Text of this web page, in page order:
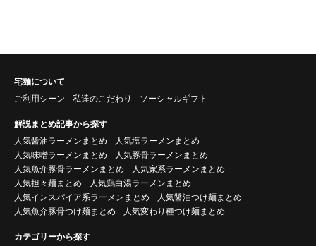
宅麺について
ご利用シーン
私達のこだわり ソーシャルギフト
解説まとめ記事から探す
人気醤油ラーメンまとめ
人気塩ラーメンまとめ
人気味噌ラーメンまとめ
人気豚骨ラーメンまとめ
人気魚介豚骨ラーメンまとめ
人気家系ラーメンまとめ
人気担々麺まとめ
人気鶏白湯ラーメンまとめ
人気インスパイア系ラーメンまとめ
人気醤油つけ麺まとめ
人気魚介豚骨つけ麺まとめ
人気変わり種つけ麺まとめ
カテゴリーから探す